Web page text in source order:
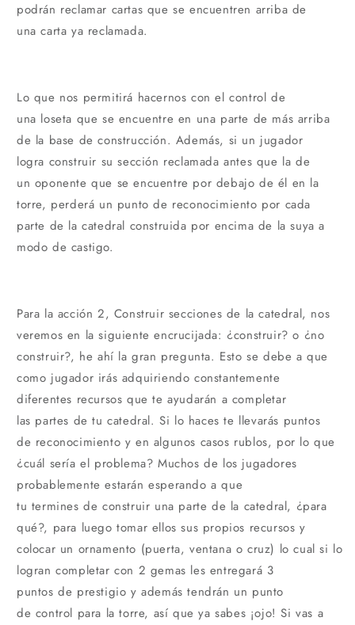
podrán reclamar cartas que se encuentren arriba de
una carta ya reclamada.
Lo que nos permitirá hacernos con el control de
una loseta que se encuentre en una parte de más arriba
de la base de construcción. Además, si un jugador
logra construir su sección reclamada antes que la de
un oponente que se encuentre por debajo de él en la
torre, perderá un punto de reconocimiento por cada
parte de la catedral construida por encima de la suya a
modo de castigo.
Para la acción 2, Construir secciones de la catedral, nos
veremos en la siguiente encrucijada: ¿construir? o ¿no
construir?, he ahí la gran pregunta. Esto se debe a que
como jugador irás adquiriendo constantemente
diferentes recursos que te ayudarán a completar
las partes de tu catedral. Si lo haces te llevarás puntos
de reconocimiento y en algunos casos rublos, por lo que
¿cuál sería el problema? Muchos de los jugadores
probablemente estarán esperando a que
tu termines de construir una parte de la catedral, ¿para
qué?, para luego tomar ellos sus propios recursos y
colocar un ornamento (puerta, ventana o cruz) lo cual si lo
logran completar con 2 gemas les entregará 3
puntos de prestigio y además tendrán un punto
de control para la torre, así que ya sabes ¡ojo! Si vas a